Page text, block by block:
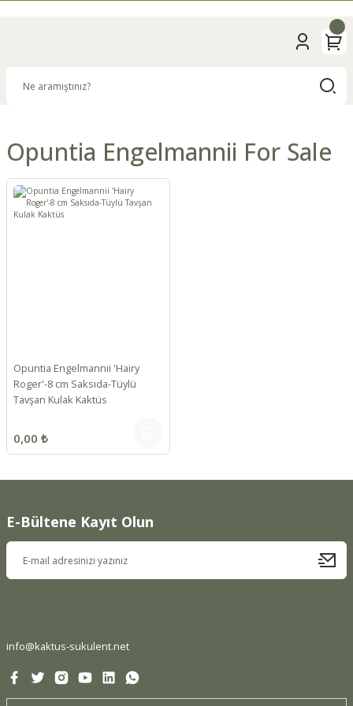
Opuntia Engelmannii For Sale
Opuntia Engelmannii 'Hairy
Roger'-8 cm Saksıda-Tüylü
Tavşan Kulak Kaktüs
0,00 ₺
E-Bültene Kayıt Olun
info@kaktus-sukulent.net